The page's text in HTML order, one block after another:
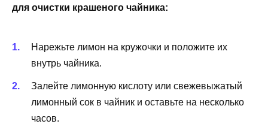
для очистки крашеного чайника:
Нарежьте лимон на кружочки и положите их
внутрь чайника.
Залейте лимонную кислоту или свежевыжатый
лимонный сок в чайник и оставьте на несколько
часов.